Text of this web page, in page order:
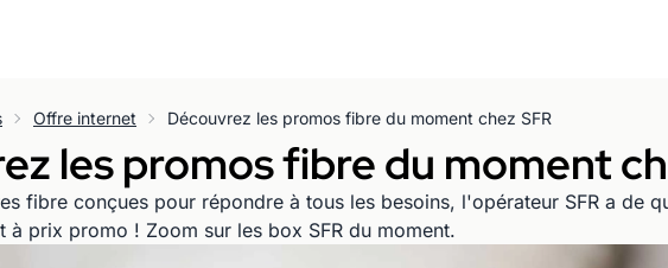
Offre internet Découvrez les promos fibre du moment chez SFR
les promos fibre du moment
fibre conçues pour répondre à tous les besoins, l'opérateur SFR a de
à prix promo ! Zoom sur les box SFR du moment.